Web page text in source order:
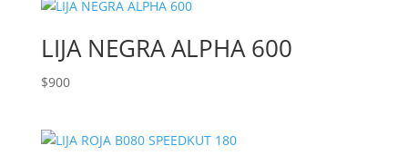
LIJA NEGRA ALPHA 600
$900